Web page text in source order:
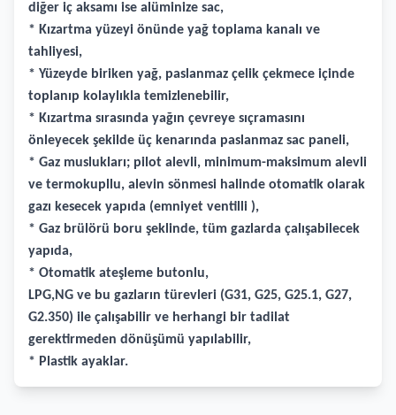
diğer iç aksamı ise alüminize sac,
* Kızartma yüzeyi önünde yağ toplama kanalı ve
tahliyesi,
* Yüzeyde biriken yağ, paslanmaz çelik çekmece içinde
toplanıp kolaylıkla temizlenebilir,
* Kızartma sırasında yağın çevreye sıçramasını
önleyecek şekilde üç kenarında paslanmaz sac paneli,
* Gaz muslukları; pilot alevli, minimum-maksimum alevli
ve termokupllu, alevin sönmesi halinde otomatik olarak
gazı kesecek yapıda (emniyet ventilli ),
* Gaz brülörü boru şeklinde, tüm gazlarda çalışabilecek
yapıda,
* Otomatik ateşleme butonlu,
LPG,NG ve bu gazların türevleri (G31, G25, G25.1, G27,
G2.350) ile çalışabilir ve herhangi bir tadilat
gerektirmeden dönüşümü yapılabilir,
* Plastik ayaklar.